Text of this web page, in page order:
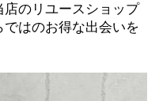
のリユースショップ
はのお得な出会いを